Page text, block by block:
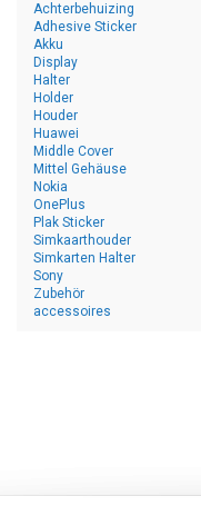
Achterbehuizing
Adhesive Sticker
Akku
Display
Halter
Holder
Houder
Huawei
Middle Cover
Mittel Gehäuse
Nokia
OnePlus
Plak Sticker
Simkaarthouder
Simkarten Halter
Sony
Zubehör
accessoires